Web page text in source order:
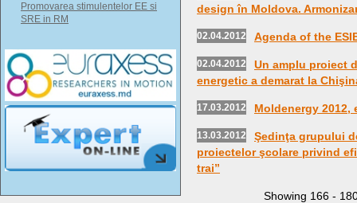
Promovarea stimulentelor EE si
SRE in RM
design în Moldova.
02.04.2012 Agenda of the
02.04.2012
Un amplu proiect
energetic a demarat la
17.03.2012 Moldenergy 2012,
13.03.2012
Şedinţa grupului
proiectelor şcolare privind
trai”
Showing 166-